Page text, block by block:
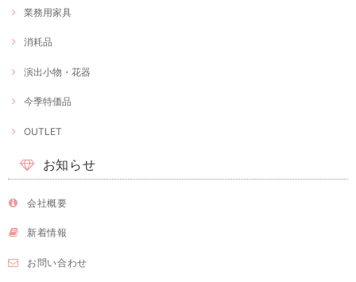
業務用家具
消耗品
演出小物・花器
今季特価品
OUTLET
お知らせ
会社概要
新着情報
お問い合わせ